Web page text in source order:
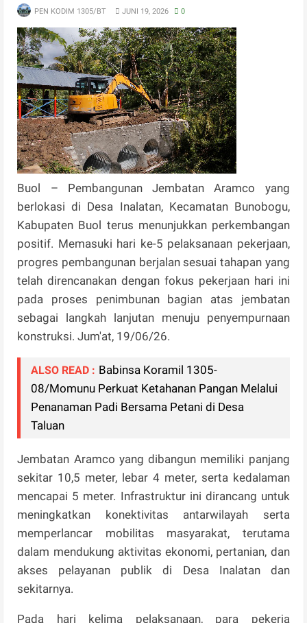
PEN KODIM 1305/BT JUNI 19, 2026 0
Buol – Pembangunan Jembatan Aramco yang
berlokasi di Desa Inalatan, Kecamatan Bunobogu,
Kabupaten Buol terus menunjukkan perkembangan
positif. Memasuki hari ke-5 pelaksanaan pekerjaan,
progres pembangunan berjalan sesuai tahapan yang
telah direncanakan dengan fokus pekerjaan hari ini
pada proses penimbunan bagian atas jembatan
sebagai langkah lanjutan menuju penyempurnaan
konstruksi. Jum'at, 19/06/26.
ALSO READ : Babinsa Koramil 1305-
08/Momunu Perkuat Ketahanan Pangan Melalui
Penanaman Padi Bersama Petani di Desa
Taluan
Jembatan Aramco yang dibangun memiliki panjang
sekitar 10,5 meter, lebar 4 meter, serta kedalaman
mencapai 5 meter. Infrastruktur ini dirancang untuk
meningkatkan konektivitas antarwilayah serta
memperlancar mobilitas masyarakat, terutama
dalam mendukung aktivitas ekonomi, pertanian, dan
akses pelayanan publik di Desa Inalatan dan
sekitarnya.
Pada hari kelima pelaksanaan, para pekerja